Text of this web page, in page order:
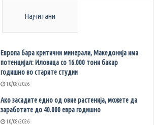
Најчитани
Европа бара критични минерали, Македонија има
потенцијал: Иловица со 16.000 тони бакар
годишно во старите студии
10/08/2026
Ако засадите едно од овие растенија, можете да
заработите до 40.000 евра годишно
10/08/2026